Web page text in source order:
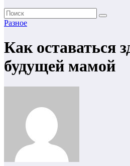
Разное
Как оставаться
будущей мамой